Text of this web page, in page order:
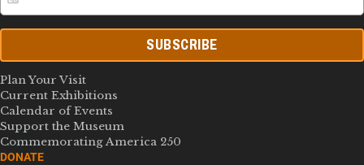
SUBSCRIBE
Plan Your Visit
Current Exhibitions
Calendar of Events
Support the Museum
Commemorating America 250
DONATE